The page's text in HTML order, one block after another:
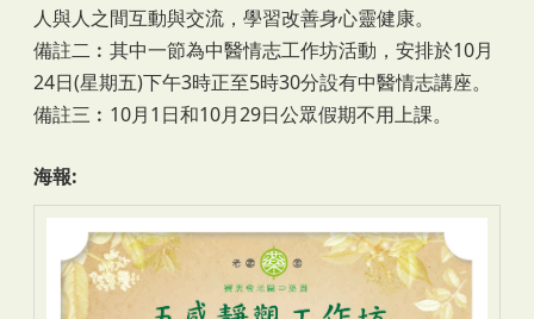
人與人之間互動與交流，學習改善身心靈健康。
備註二︰其中一節為中醫情志工作坊活動，安排於10月
24日(星期五)下午3時正至5時30分設有中醫情志講座。
備註三︰10月1日和10月29日公眾假期不用上課。
海報: